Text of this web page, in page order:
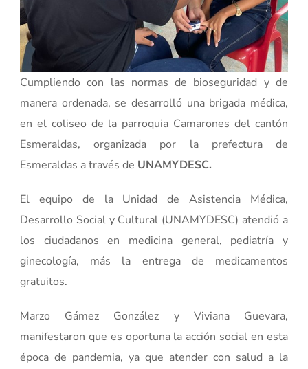
Cumpliendo con las normas de bioseguridad y de
manera ordenada, se desarrolló una brigada médica,
en el coliseo de la parroquia Camarones del cantón
Esmeraldas, organizada por la prefectura de
Esmeraldas a través de UNAMYDESC.
El equipo de la Unidad de Asistencia Médica,
Desarrollo Social y Cultural (UNAMYDESC) atendió a
los ciudadanos en medicina general, pediatría y
ginecología, más la entrega de medicamentos
gratuitos.
Marzo Gámez González y Viviana Guevara,
manifestaron que es oportuna la acción social en esta
época de pandemia, ya que atender con salud a la